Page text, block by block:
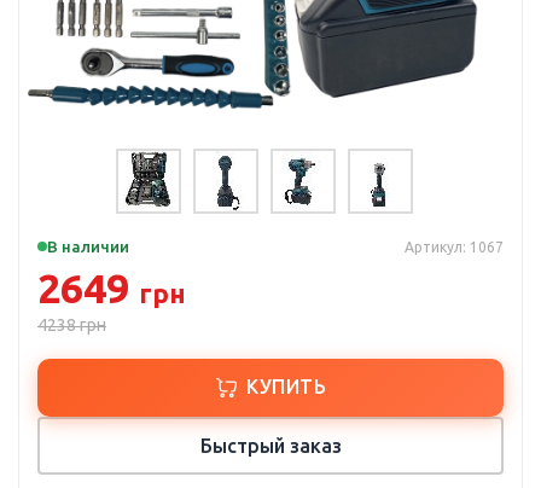
В наличии Артикул: 1067
2649 грн
4238грн
КУПИТЬ
Быстрый заказ